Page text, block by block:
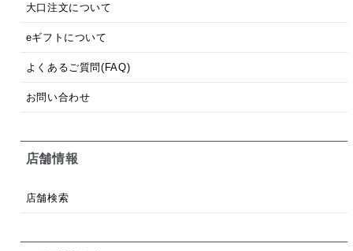
大口注文について
eギフトについて
よくあるご質問(FAQ)
お問い合わせ
店舗情報
店舗検索